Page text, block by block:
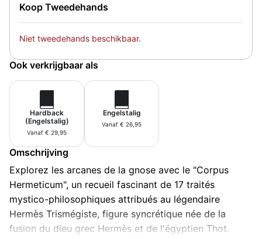
Koop Tweedehands
Niet tweedehands beschikbaar.
Ook verkrijgbaar als
Hardback
(Engelstalig)
Vanaf € 29,95
Engelstalig
Vanaf € 26,95
Omschrijving
Explorez les arcanes de la gnose avec le "Corpus
Hermeticum", un recueil fascinant de 17 traités
mystico-philosophiques attribués au légendaire
Hermès Trismégiste, figure syncrétique née de la
fusion du dieu grec Hermès et de l'égyptien Thot.